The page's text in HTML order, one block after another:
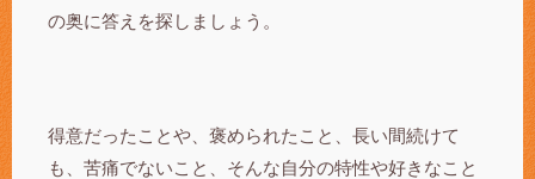
の奥に答えを探しましょう。
得意だったことや、褒められたこと、長い間続けて
も、苦痛でないこと、そんな自分の特性や好きなこと